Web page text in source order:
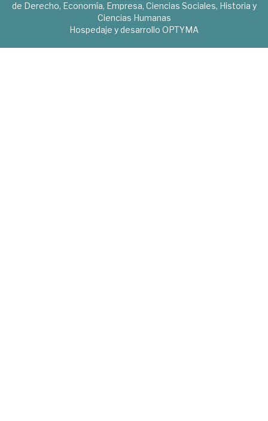
de Derecho, Economía, Empresa, Ciencias Sociales, Historia y
Ciencias Humanas
Hospedaje y desarrollo OPTYMA